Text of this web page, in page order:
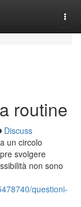
routine
Discuss
un circolo
svolgere
non sono
questioni-